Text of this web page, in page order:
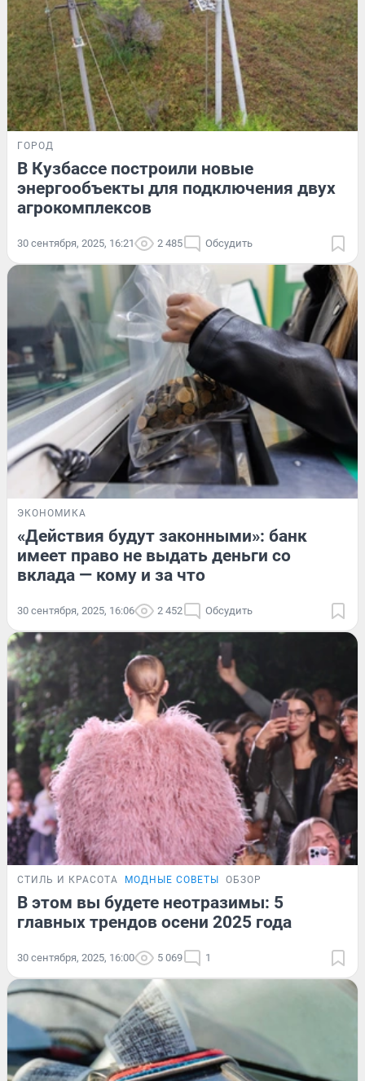
ГОРОД
В Кузбассе построили новые
энергообъекты для подключения двух
агрокомплексов
30 сентября, 2025, 16:21 2 485 Обсудить
ЭКОНОМИКА
«Действия будут законными»: банк
имеет право не выдать деньги со
вклада — кому и за что
30 сентября, 2025, 16:06 2 452 Обсудить
СТИЛЬ И КРАСОТА МОДНЫЕ СОВЕТЫ ОБЗОР
В этом вы будете неотразимы: 5
главных трендов осени 2025 года
30 сентября, 2025, 16:00 5 069 1